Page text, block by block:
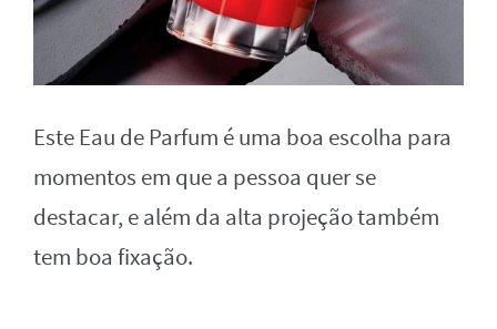
Este Eau de Parfum é uma boa escolha para
momentos em que a pessoa quer se
destacar, e além da alta projeção também
tem boa fixação.